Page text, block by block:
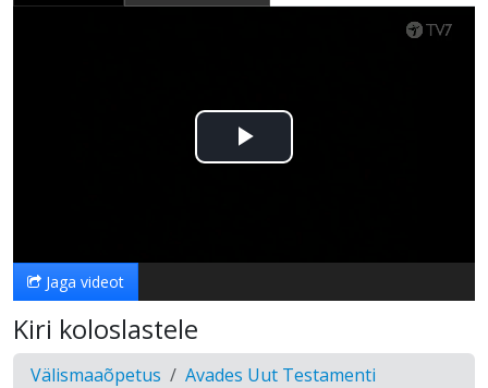
Esita
Jaga videot
Kiri koloslastele
Välismaaõpetus Avades Uut Testamenti